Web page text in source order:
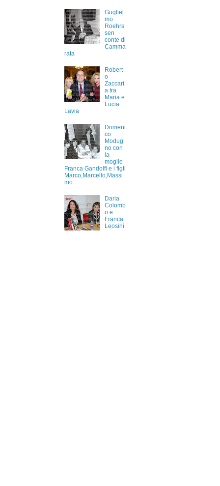
Gugliel
mo
Roehrs
sen
conte di
Camma
rata
Robert
o
Zaccari
a tra
Maria e
Lucia
Lavia
Domeni
co
Modug
no con
la
moglie
Franca Gandolfi e i figli
Marco,Marcello,Massi
mo
Daria
Colomb
o e
Franca
Leosini